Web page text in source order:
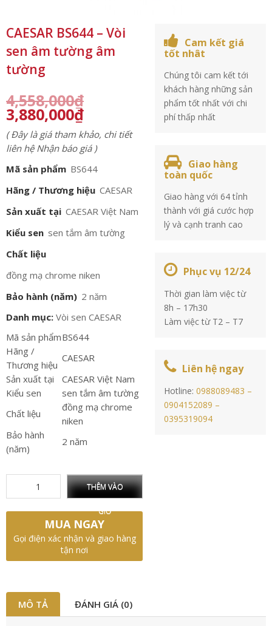
CAESAR BS644 – Vòi
sen âm tường âm
tường
4,558,000₫
3,880,000₫
( Đây là giá tham khảo, chi tiết
liên hệ Nhận báo giá )
Mã sản phẩm BS644
Hãng / Thương hiệu CAESAR
Sản xuất tại CAESAR Việt Nam
Kiểu sen sen tắm âm tường
Chất liệu
đồng mạ chrome niken
Bảo hành (năm) 2 năm
Danh mục: Vòi sen CAESAR
Mã sản phẩmBS644
Hãng /
Thương hiệu
CAESAR
Sản xuất tại
CAESAR Việt Nam
Kiểu sen
sen tắm âm tường
Chất liệu
đồng mạ chrome
niken
Bảo hành
(năm)
2 năm
THÊM VÀO
GIỎ
MUA NGAY
Gọi điện xác nhận và giao hàng
tận nơi
Cam kết giá
tốt nhât
Chúng tôi cam kết tới
khách hàng những sản
phẩm tốt nhất với chi
phí thấp nhất
Giao hàng
toàn quốc
Giao hàng với 64 tỉnh
thành với giá cước hợp
lý và cạnh tranh cao
Phục vụ 12/24
Thời gian làm việc từ
8h – 17h30
Làm việc từ T2 – T7
Liên hệ ngay
Hotline:0988089483 –
0904152089 –
0395319094
MÔ TẢ ĐÁNH GIÁ (0)